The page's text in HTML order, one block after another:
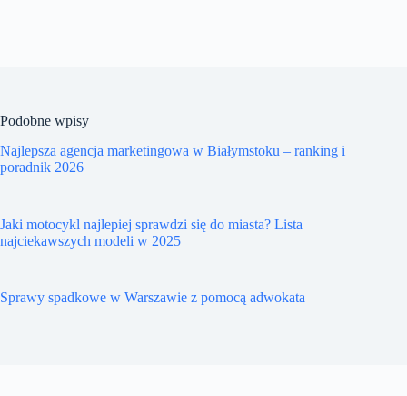
Podobne wpisy
Najlepsza agencja marketingowa w Białymstoku – ranking i
poradnik 2026
Jaki motocykl najlepiej sprawdzi się do miasta? Lista
najciekawszych modeli w 2025
Sprawy spadkowe w Warszawie z pomocą adwokata